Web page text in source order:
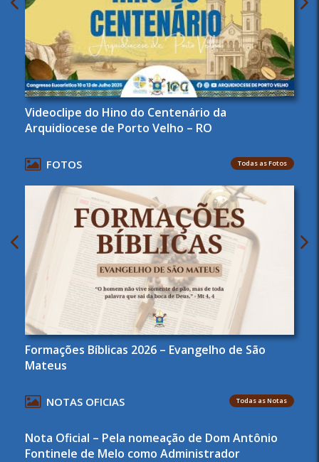
Videoclipe do Hino do Centenário da
Arquidiocese de Porto Velho – RO
FOTOS Todas as Fotos
Formações Bíblicas 2026 – Evangelho de São
Mateus
NOTAS OFICIAS Todas as Notas
Nota Oficial – Pela nomeação de Dom Antônio
Fontinele de Melo como Administrador